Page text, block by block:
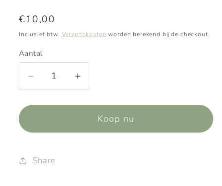
Normale
prijs
€10,00
Inclusief btw. Verzendkosten worden berekend bij de checkout.
Aantal
Aantal
voor
Monaco
Sand
Aantal
voor
Placemat
Monaco
Koop nu
Share